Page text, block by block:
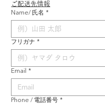
ご配送先情報
Name/ 氏名 *
フリガナ *
Email *
Phone / 電話番号 *